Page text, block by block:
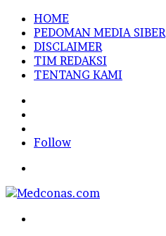
HOME
PEDOMAN MEDIA SIBER
DISCLAIMER
TIM REDAKSI
TENTANG KAMI
In
Follow